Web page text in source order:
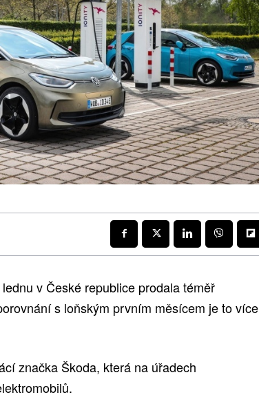
v České republice prodala téměř
s loňským prvním měsícem je to více
značka Škoda, která na úřadech